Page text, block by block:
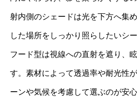
射内側のシェードは光を下方へ集
した場所をしっかり照らしたいシ
フード型は視線への直射を遮り、
す。素材によって透過率や耐光性
ーンや気候を考慮して選ぶのが安心